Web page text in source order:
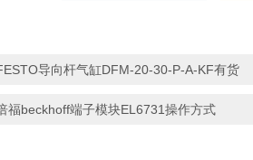
导向杆气缸DFM-20-30-P-A-KF有货
福beckhoff端子模块EL6731操作方式